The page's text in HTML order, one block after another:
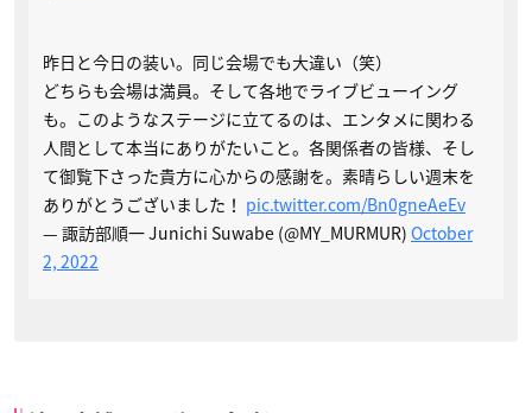
昨日と今日の装い。同じ会場でも大違い（笑）
どちらも会場は満員。そして各地でライブビューイング
も。このようなステージに立てるのは、エンタメに関わる
人間として本当にありがたいこと。各関係者の皆様、そし
て御覧下さった貴方に心からの感謝を。素晴らしい週末を
ありがとうございました！ pic.twitter.com/Bn0gneAeEv
— 諏訪部順一 Junichi Suwabe (@MY_MURMUR) October
2, 2022